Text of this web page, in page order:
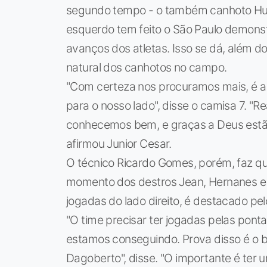
segundo tempo - o também canhoto
esquerdo tem feito o São Paulo
avanços dos atletas. Isso se dá, além
natural dos canhotos no campo.
"Com certeza nos procuramos mais, é
para o nosso lado", disse o camisa 7.
conhecemos bem, e graças a Deus
afirmou Junior Cesar.
O técnico Ricardo Gomes, porém, faz
momento dos destros Jean, Hernanes
jogadas do lado direito, é destacado
"O time precisar ter jogadas pelas
estamos conseguindo. Prova disso é o
Dagoberto", disse. "O importante é ter